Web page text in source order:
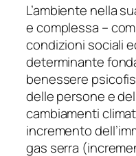
L’ambiente nella
e complessa –
condizioni sociali
determinante
benessere
delle persone e
cambiamenti
incremento
gas serra